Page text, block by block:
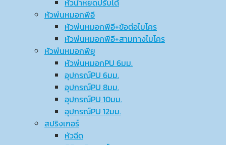
หัวน้ำหยดปรับได้
หัวพ่นหมอกพีอี
หัวพ่นหมอกพีอี+ข้อต่อไมโคร
หัวพ่นหมอกพีอี+สามทางไมโคร
หัวพ่นหมอกพียู
หัวพ่นหมอกPU 6มม.
อุปกรณ์ฺPU 6มม.
อุปกรณ์ฺPU 8มม.
อุปกรณ์ฺPU 10มม.
อุปกรณ์ฺPU 12มม.
สปริงเกอร์
หัวฉีด